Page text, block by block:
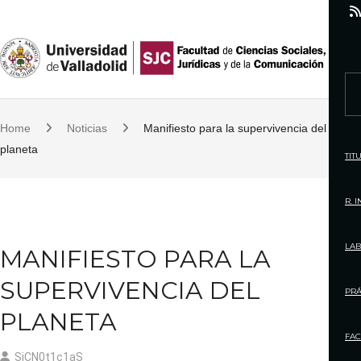
i
t
o
c
n
t
Home Noticias
Manifiesto para la supervivencia del
planeta
MANIFIESTO PARA LA
SUPERVIVENCIA DEL
PLANETA
SjCN0t1c1aS
r
h
o
:
R.